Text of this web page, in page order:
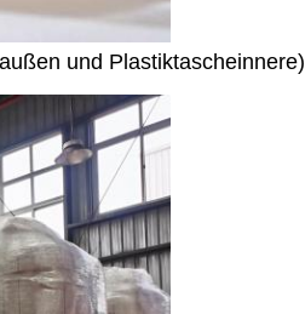
und Plastiktascheinnere)